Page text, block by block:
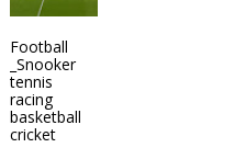
Football
_Snooker
tennis
racing
basketball
cricket